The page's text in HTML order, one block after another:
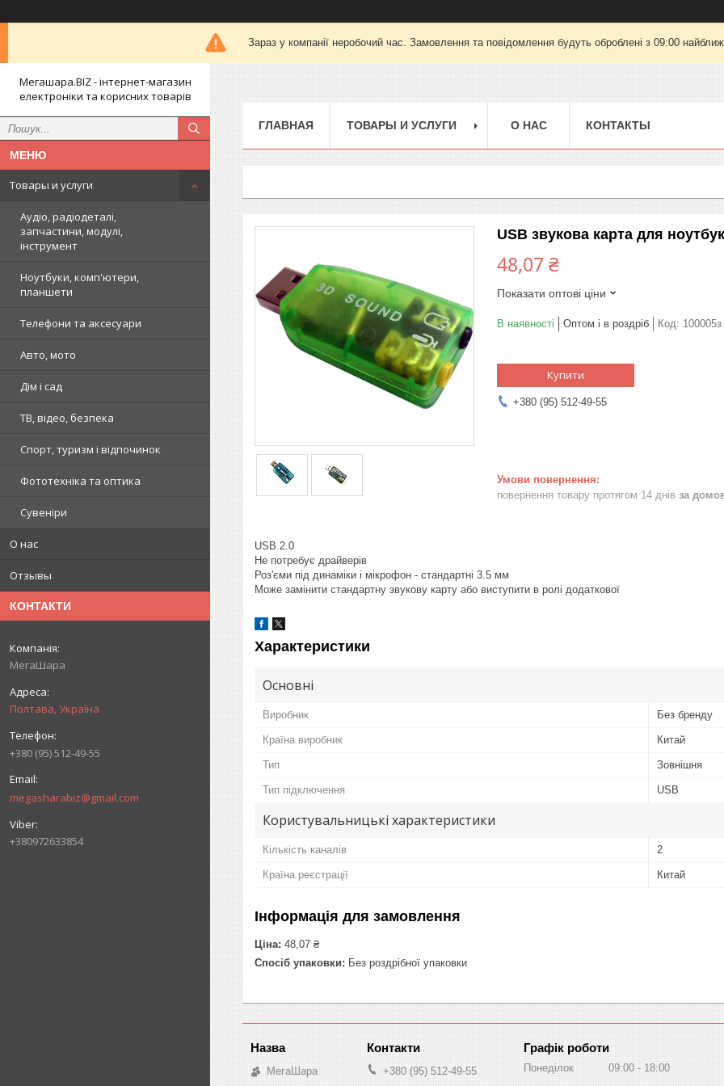
Зараз у компанії неробочий час. Замовлення та повідомлення будуть оброблені з 09:00
Мегашара.BIZ - інтернет-магазин
електроніки та корисних товарів
Товары и услуги
Аудіо, радіодеталі,
запчастини, модулі,
інструмент
Ноутбуки, комп'ютери,
планшети
Телефони та аксесуари
Авто, мото
Дім і сад
ТВ, відео, безпека
Спорт, туризм і відпочинок
Фототехніка та оптика
Сувеніри
О нас
Отзывы
КОНТАКТИ
МегаШара
Полтава, Україна
+380 (95) 512-49-55
megasharabiz@gmail.com
+380972633854
ГЛАВНАЯ ТОВАРЫ И УСЛУГИ О НАС КОНТАКТЫ
USB звукова карта для
48,07 ₴
Показати оптові ціни
В наявності Оптом і в роздріб Код: 100005з
Купити
+380 (95) 512-49-55
повернення товару протягом 14 днів за
USB 2.0
Не потребує драйверів
Роз'єми під динаміки і мікрофон - стандартні 3.5 мм
Може замінити стандартну звукову карту або виступити в ролі додаткової
Характеристики
Основні
Виробник Без бренду
Країна виробник Китай
Тип Зовнішня
Тип підключення USB
Користувальницькі характеристики
Кількість каналів 2
Країна реєстрації Китай
Інформація для замовлення
Ціна: 48,07 ₴
Спосіб упаковки: Без роздрібної упаковки
МегаШара +380 (95) 512-49-55
Графік роботи
Понеділок 09:00
18:00